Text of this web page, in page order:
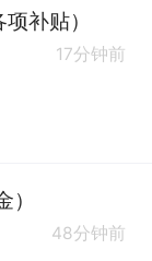
补贴）
17分钟前
48分钟前